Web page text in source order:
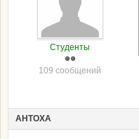
Студенты
109 сообщений
AHTOXA